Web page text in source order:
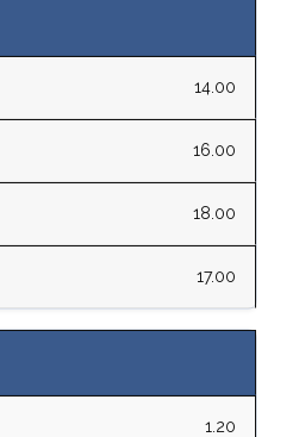
14.00
16.00
18.00
17.00
1.20